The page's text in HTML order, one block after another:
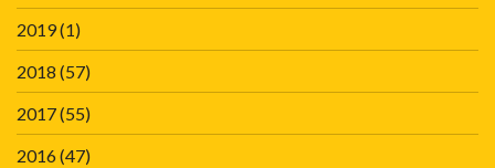
2019(1)
2018 (57)
2017(55)
2016(47)